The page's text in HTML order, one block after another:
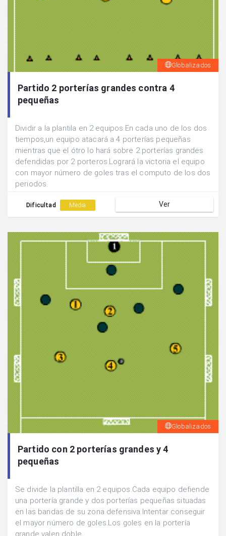
Globalizados
Partido 2 porterías grandes contra 4
pequeñas
Dividir a la plantila en 2 equipos.En cada uno de los dos
tiempos,un equipo atacará a 4 porterías pequeñas
mientras que el ótro lo hará sobre 2 porterías grandes
defendidas por 2 porteros.Logrará la victoria el equipo
con mayor número de goles tras el computo de los dos
periodos.
Dificultad Media Ver
Globalizados
Partido con 2 porterías grandes y 4
pequeñas
Se divide la plantilla en 2 equipos.Cada equipo defiende
una portería grande y dos porterías pequeñas situadas
en las bandas de su zona defensiva.Intentar conseguir
el mayor número de goles.Los goles en la portería
grande valen doble.